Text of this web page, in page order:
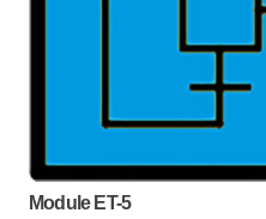
Module ET-5